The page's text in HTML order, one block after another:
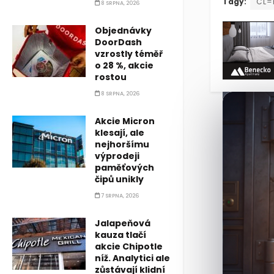
8 SRPNA, 2026
Objednávky
DoorDash
vzrostly téměř
o 28 %, akcie
rostou
8 SRPNA, 2026
Akcie Micron
klesají, ale
nejhoršímu
výprodeji
paměťových
čipů unikly
7 SRPNA, 2026
Jalapeňová
kauza tlačí
akcie Chipotle
níž. Analytici ale
zůstávají klidní